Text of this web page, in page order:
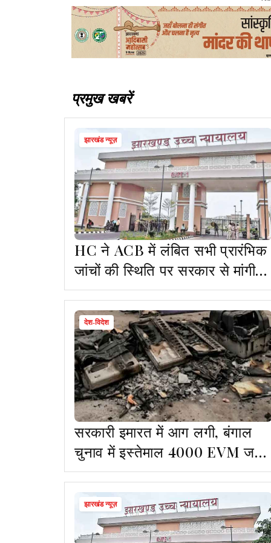
प्रमुख खबरें
झारखंड न्यूज़
HC ने ACB में लंबित सभी प्रारंभिक
जांचों की स्थिति पर सरकार से मांगी
सीलबंद रिपोर्ट
देश-विदेश
सरकारी इमारत में आग लगी, बंगाल
चुनाव में इस्तेमाल 4000 EVM जल
कर राख
झारखंड न्यूज़